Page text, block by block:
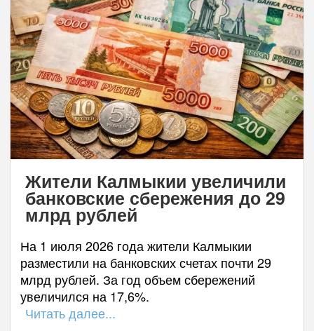
Жители Калмыкии увеличили
банковские сбережения до 29
млрд рублей
На 1 июля 2026 года жители Калмыкии
разместили на банковских счетах почти 29
млрд рублей. За год объем сбережений
увеличился на 17,6%.
Читать далее...